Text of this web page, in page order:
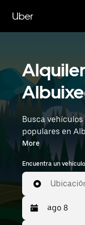
contenido
principal
Uber
Busca
populares en
coches
todoterrenos,
para personas
hasta 7
ubicación
encontrar
More
Encuentra un